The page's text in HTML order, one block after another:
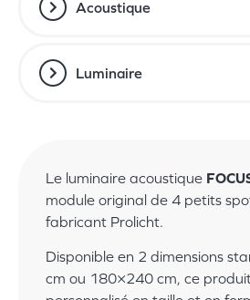
Acoustique
Luminaire
Le luminaire acoustique
module original de 4 petits
fabricant Prolicht.
Disponible en 2 dimensions
cm ou 180×240 cm, ce